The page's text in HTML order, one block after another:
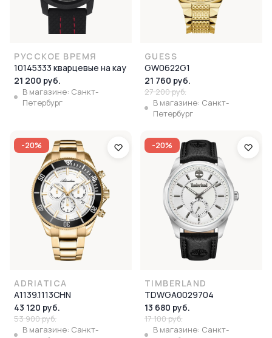
РУССКОЕ ВРЕМЯ
10145333 кварцевые на кау
21 200 руб.
В магазине: Санкт-
Петербург
GUESS
GW0622G1
21 760 руб.
27 200 руб.
В магазине: Санкт-
Петербург
-20%
ADRIATICA
A1139.1113CHN
43 120 руб.
53 900 руб.
В магазине: Санкт-
-20%
TIMBERLAND
TDWGA0029704
13 680 руб.
17 100 руб.
В магазине: Санкт-